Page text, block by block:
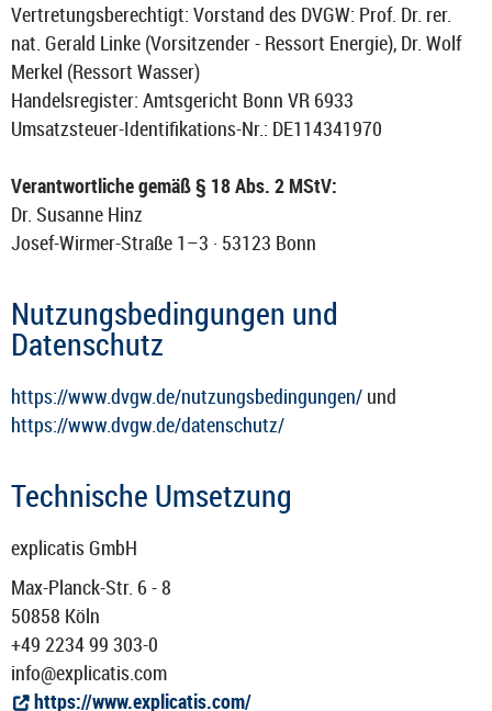
Vertretungsberechtigt: Vorstand des DVGW: Prof. Dr. rer.
nat. Gerald Linke (Vorsitzender - Ressort Energie), Dr. Wolf
Merkel (Ressort Wasser)
Handelsregister: Amtsgericht Bonn VR 6933
Umsatzsteuer-​Identifikations-Nr.: DE114341970
Verantwortliche gemäß § 18 Abs. 2 MStV:
Dr. Susanne Hinz
Josef-​Wirmer-Straße 1–3 · 53123 Bonn
Nutzungsbedingungen und
Datenschutz
https://www.dvgw.de/nutzungsbedingungen/ und
https://www.dvgw.de/datenschutz/
Technische Umsetzung
explicatis GmbH
Max-​Planck-Str. 6 - 8
50858 Köln
+49 2234 99 303-0
info@explicatis.com
https://www.explicatis.com/